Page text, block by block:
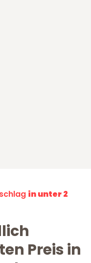
in unter 2
Preis in